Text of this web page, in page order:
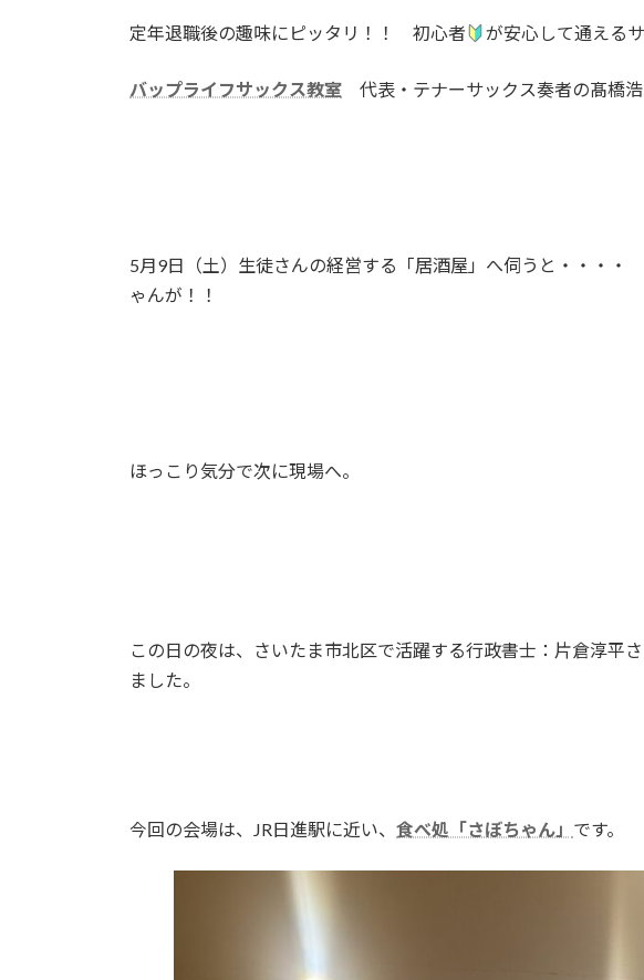
定年退職後の趣味にピッタリ！！ 初心者 が安心して通える
バップライフサックス教室 代表・テナーサックス奏者の髙橋浩
5月9日（土）生徒さんの経営する「居酒屋」へ伺うと・・・
ゃんが！！
ほっこり気分で次に現場へ。
この日の夜は、さいたま市北区で活躍する行政書士：片倉淳平
ました。
今回の会場は、JR日進駅に近い、 食べ処「さぼちゃん」 です。